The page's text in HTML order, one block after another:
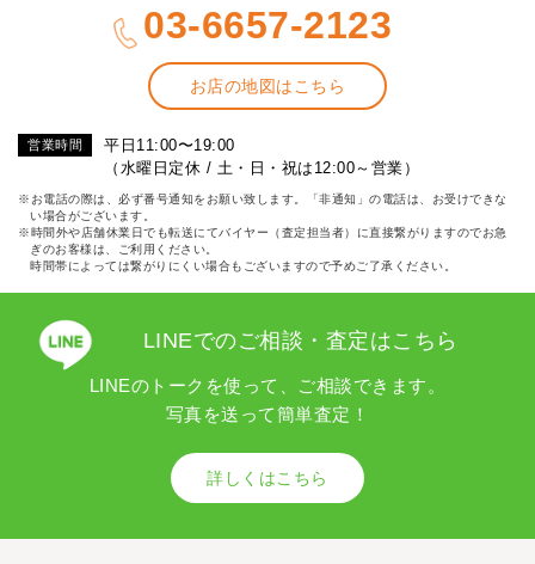
03-6657-2123
お店の地図はこちら
営業時間
平日11:00〜19:00
（水曜日定休 / 土・日・祝は12:00～営業）
※お電話の際は、必ず番号通知をお願い致します。「非通知」の電話は、お受けできな
い場合がございます。
※時間外や店舗休業日でも転送にてバイヤー（査定担当者）に直接繋がりますのでお急
ぎのお客様は、ご利用ください。
時間帯によっては繋がりにくい場合もございますので予めご了承ください。
LINEでのご相談・査定はこちら
LINEのトークを使って、ご相談できます。
写真を送って簡単査定！
詳しくはこちら